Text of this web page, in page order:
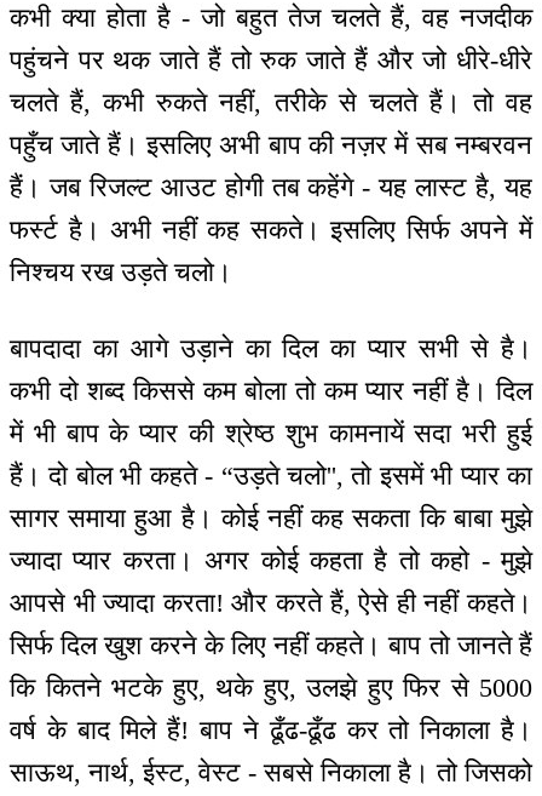
कभी क्या होता है - जो बहुत तेज चलते हैं, वह नजदीक
पहुंचने पर थक जाते हैं तो रुक जाते हैं और जो धीरे-धीरे
चलते हैं, कभी रुकते नहीं, तरीके से चलते हैं। तो वह
पहुँच जाते हैं। इसलिए अभी बाप की नज़र में सब नम्बरवन
हैं। जब रिजल्ट आउट होगी तब कहेंगे - यह लास्ट है, यह
फर्स्ट है। अभी नहीं कह सकते। इसलिए सिर्फ अपने में
निश्चय रख उड़ते चलो।
बापदादा का आगे उड़ाने का दिल का प्यार सभी से है।
कभी दो शब्द किससे कम बोला तो कम प्यार नहीं है। दिल
में भी बाप के प्यार की श्रेष्ठ शुभ कामनायें सदा भरी हुई
हैं। दो बोल भी कहते - “उड़ते चलो'', तो इसमें भी प्यार का
सागर समाया हुआ है। कोई नहीं कह सकता कि बाबा मुझे
ज्यादा प्यार करता। अगर कोई कहता है तो कहो - मुझे
आपसे भी ज्यादा करता! और करते हैं, ऐसे ही नहीं कहते।
सिर्फ दिल खुश करने के लिए नहीं कहते। बाप तो जानते हैं
कि कितने भटके हुए, थके हुए, उलझे हुए फिर से 5000
वर्ष के बाद मिले हैं! बाप ने ढूँढ-ढूँढ कर तो निकाला है।
साऊथ, नार्थ, ईस्ट, वेस्ट - सबसे निकाला है। तो जिसको